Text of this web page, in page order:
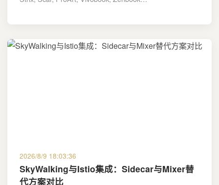
2026/8/9 18:03:36
SkyWalking与Istio集成：Sidecar与Mixer替
代方案对比